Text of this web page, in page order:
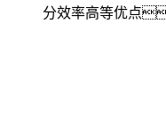
分效率高等优点